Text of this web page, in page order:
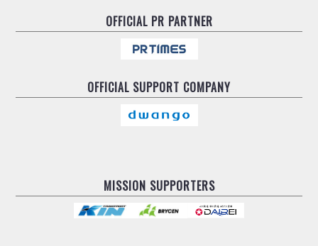
OFFICIALPR PARTNER
OFFICIAL SUPPORT COMPANY
MISSION SUPPORTERS